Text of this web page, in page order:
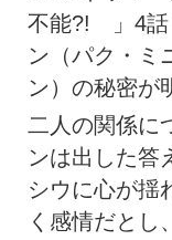
不能?! 」4話
ン（パク・ミ
ン）の秘密が
二人の関係に
ンは出した答
シウに心が揺
く感情だとし